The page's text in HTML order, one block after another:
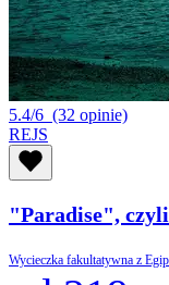
5.4/6 (32 opinie)
REJS
"Paradise",
Wycieczka fakultatywna z